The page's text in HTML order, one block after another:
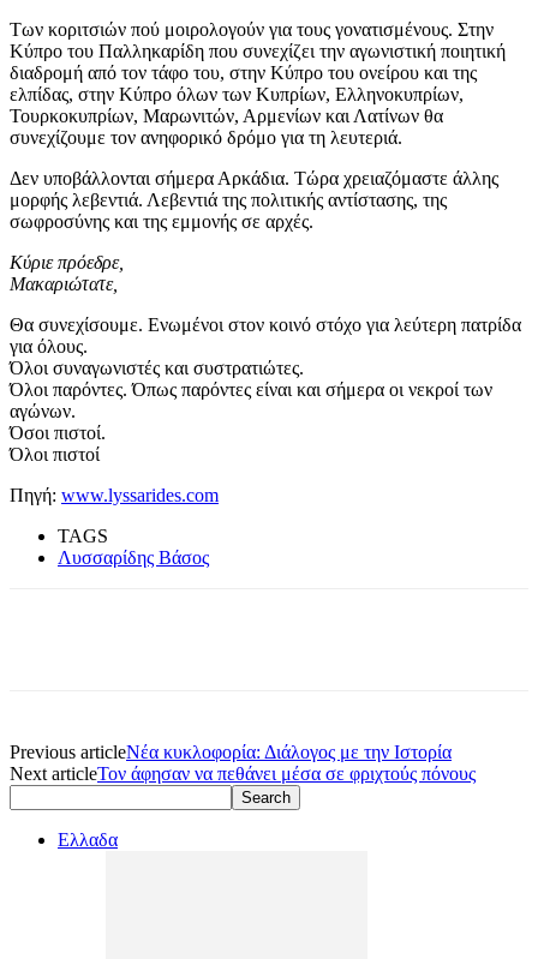
Των κοριτσιών πού μοιρολογούν για τους γονατισμένους. Στην
Κύπρο του Παλληκαρίδη που συνεχίζει την αγωνιστική ποιητική
διαδρομή από τον τάφο του, στην Κύπρο του ονείρου και της
ελπίδας, στην Κύπρο όλων των Κυπρίων, Ελληνοκυπρίων,
Τουρκοκυπρίων, Μαρωνιτών, Αρμενίων και Λατίνων θα
συνεχίζουμε τον ανηφορικό δρόμο για τη λευτεριά.
Δεν υποβάλλονται σήμερα Αρκάδια. Τώρα χρειαζόμαστε άλλης
μορφής λεβεντιά. Λεβεντιά της πολιτικής αντίστασης, της
σωφροσύνης και της εμμονής σε αρχές.
Κύριε πρόεδρε,
Μακαριώτατε,
Θα συνεχίσουμε. Ενωμένοι στον κοινό στόχο για λεύτερη πατρίδα
για όλους.
Όλοι συναγωνιστές και συστρατιώτες.
Όλοι παρόντες. Όπως παρόντες είναι και σήμερα οι νεκροί των
αγώνων.
Όσοι πιστοί.
Όλοι πιστοί
Πηγή: www.lyssarides.com
TAGS
Λυσσαρίδης Βάσος
Previous articleΝέα κυκλοφορία: Διάλογος με την Ιστορία
Next articleΤον άφησαν να πεθάνει μέσα σε φριχτούς πόνους
Ελλαδα